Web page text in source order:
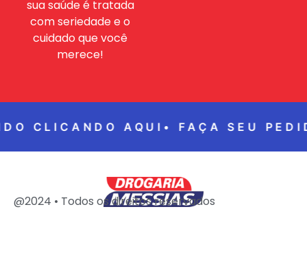
sua saúde é tratada
com seriedade e o
cuidado que você
merece!
CLICANDO AQUI• FAÇA SEU
@2024 • Todos os direitos reservados